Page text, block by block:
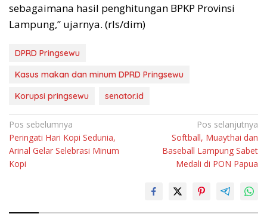
sebagaimana hasil penghitungan BPKP Provinsi
Lampung,” ujarnya. (rls/dim)
DPRD Pringsewu
Kasus makan dan minum DPRD Pringsewu
Korupsi pringsewu
senator.id
Navigasi
pos
Pos sebelumnya
Peringati Hari Kopi Sedunia,
Arinal Gelar Selebrasi Minum
Kopi
Pos selanjutnya
Softball, Muaythai dan
Baseball Lampung Sabet
Medali di PON Papua